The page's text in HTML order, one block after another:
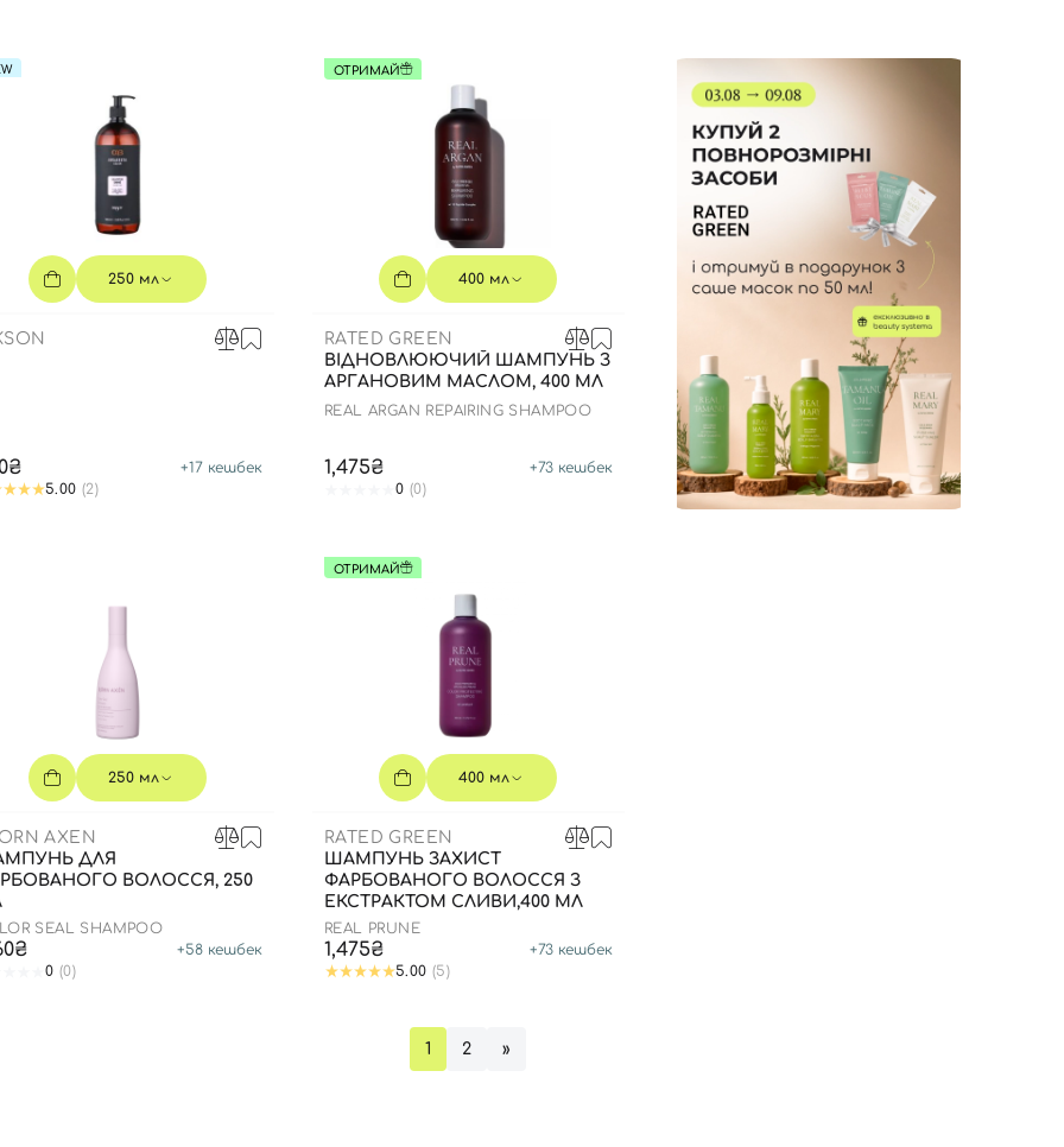
250 мл
+17кешбек
5.00 (2)
ОТРИМАЙ
400 мл
RATED GREEN
ВІДНОВЛЮЮЧИЙ ШАМПУНЬ З
АРГАНОВИМ МАСЛОМ, 400 МЛ
REAL ARGAN REPAIRING SHAMPOO
1,475₴ +73кешбек
0 (0)
250 мл
AXEN
ДЛЯ
ВОЛОССЯ, 250
SEAL SHAMPOO
+58кешбек
0 (0)
ОТРИМАЙ
400 мл
RATED GREEN
ШАМПУНЬ ЗАХИСТ
ФАРБОВАНОГО ВОЛОССЯ З
ЕКСТРАКТОМ СЛИВИ,400 МЛ
REAL PRUNE
1,475₴ +73кешбек
5.00 (5)
1 2 »
Ви ще не додали товари у кошик
Вхід Реєстрація
Номер телефону
Відправляючи форму для авторизації/реєстрації ви